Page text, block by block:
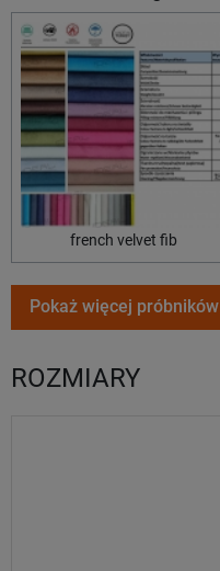
french velvet fib
Pokaż więcej próbników
ROZMIARY